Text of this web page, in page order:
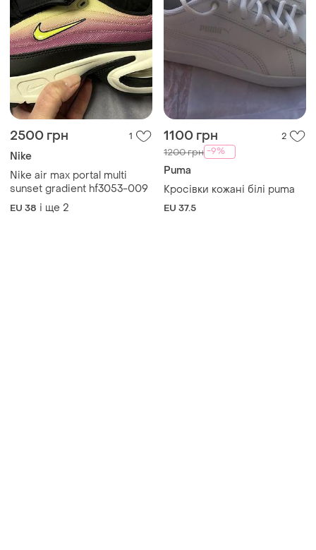
2500 грн 1
Nike
Nike air max portal multi
sunset gradient hf3053-009
EU 38 і ще 2
1100 грн 2
1200 грн -9%
Puma
Кросівки кожані білі puma
EU 37.5